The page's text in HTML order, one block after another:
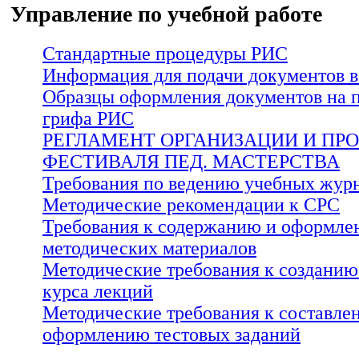
Управление по учебной работе
Стандартные процедуры РИС
Информация для подачи документов
Образцы оформления документов на
грифа РИС
РЕГЛАМЕНТ ОРГАНИЗАЦИИ И
ФЕСТИВАЛЯ ПЕД. МАСТЕРСТВА
Требования по ведению учебных
Методические рекомендации к СРС
Требования к содержанию и
методических материалов
Методические требования к
курса лекций
Методические требования к
оформлению тестовых заданий